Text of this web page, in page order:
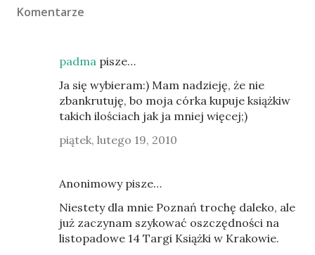
Komentarze
padma pisze…
Ja się wybieram:) Mam nadzieję, że nie
zbankrutuję, bo moja córka kupuje książkiw
takich ilościach jak ja mniej więcej;)
piątek, lutego 19, 2010
Anonimowy pisze…
Niestety dla mnie Poznań trochę daleko, ale
już zaczynam szykować oszczędności na
listopadowe 14 Targi Książki w Krakowie.